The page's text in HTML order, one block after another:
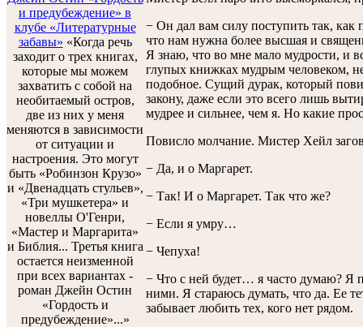
и предубеждение» в
клубе «Литературные
забавы» «Когда речь
заходит о трех книгах,
которые мы можем
захватить с собой на
необитаемый остров,
две из них у меня
меняются в зависимости
от ситуации и
настроения. Это могут
быть «Робинзон Крузо»
и «Двенадцать стульев»,
«Три мушкетера» и
новеллы О'Генри,
«Мастер и Маргарита»
и Библия... Третья книга
остается неизменной
при всех вариантах -
роман Джейн Остин
«Гордость и
предубеждение»...»
− Он дал вам силу поступить так, как
что нам нужна более высшая и
Я знаю, что во мне мало мудрости, и
глупых книжках мудрым человеком,
подобное. Сущий дурак, который
закону, даже если это всего лишь
мудрее и сильнее, чем я. Но какие
Повисло молчание. Мистер Хейл
− Да, и о Маргарет.
− Так! И о Маргарет. Так что же?
− Если я умру…
− Чепуха!
− Что с ней будет… я часто думаю? Я
ними. Я стараюсь думать, что да. Ее
забывает любить тех, кого нет рядом.